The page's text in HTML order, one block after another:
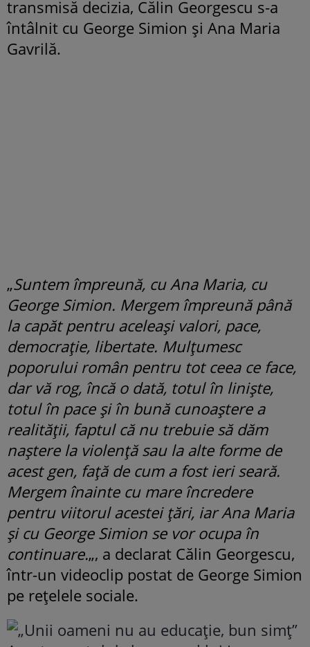
transmisă decizia, Călin Georgescu s-a
întâlnit cu George Simion și Ana Maria
Gavrilă.
„Suntem împreună, cu Ana Maria, cu
George Simion. Mergem împreună până
la capăt pentru aceleași valori, pace,
democrație, libertate. Mulțumesc
poporului român pentru tot ceea ce face,
dar vă rog, încă o dată, totul în liniște,
totul în pace și în bună cunoaștere a
realității, faptul că nu trebuie să dăm
naștere la violență sau la alte forme de
acest gen, față de cum a fost ieri seară.
Mergem înainte cu mare încredere
pentru viitorul acestei țări, iar Ana Maria
și cu George Simion se vor ocupa în
continuare.„, a declarat Călin Georgescu,
într-un videoclip postat de George Simion
pe rețelele sociale.